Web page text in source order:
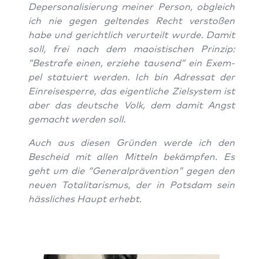
Deper­so­na­li­sie­rung mei­ner Per­son, obgleich
ich nie gegen gel­ten­des Recht ver­sto­ßen
habe und gericht­lich ver­ur­teilt wur­de. Damit
soll, frei nach dem mao­is­ti­schen Prin­zip:
“Bestra­fe einen, erzie­he tau­send” ein Exem­
pel sta­tu­iert wer­den. Ich bin Adres­sat der
Ein­rei­se­sper­re, das eigent­li­che Ziel­sys­tem ist
aber das deut­sche Volk, dem damit Angst
gemacht wer­den soll.
Auch aus die­sen Grün­den wer­de ich den
Bescheid mit allen Mit­teln bekämp­fen. Es
geht um die “Gene­ral­prä­ven­ti­on” gegen den
neu­en Tota­li­ta­ris­mus, der in Pots­dam sein
häss­li­ches Haupt erhebt.